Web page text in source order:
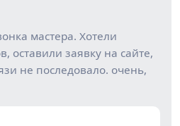
мастера. Хотели
оставили заявку на сайте,
не последовало. очень,